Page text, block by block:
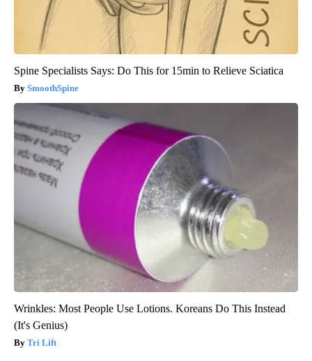
Spine Specialists Says: Do This for 15min to Relieve Sciatica
SmoothSpine
Wrinkles: Most People Use Lotions. Koreans Do This Instead
(It's Genius)
Tri Lift